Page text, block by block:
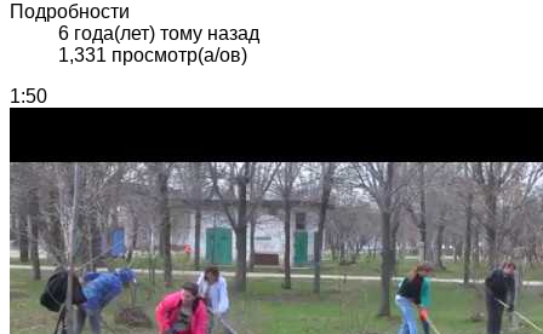
Подробности
6 года(лет) тому назад
1,331 просмотр(а/ов)
1:50